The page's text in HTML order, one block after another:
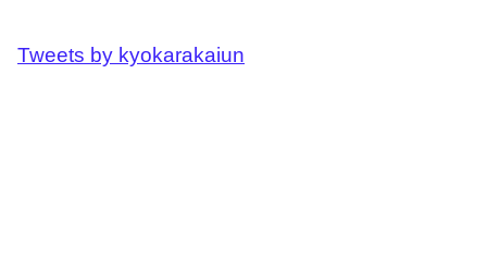
Tweets by kyokarakaiun